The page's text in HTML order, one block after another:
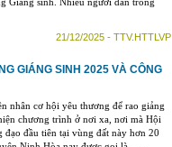
21/12/2025 - TTV.HTTLVP
GIÁNG SINH 2025 VÀ CÔNG
nhân cơ hội yêu thương để rao giảng
chương trình ở nơi xa, nơi mà Hội
đầu tiên tại vùng đất này hơn 20